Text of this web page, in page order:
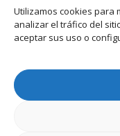
Utilizamos cookies para
analizar el tráfico del
aceptar sus uso o
Lunes